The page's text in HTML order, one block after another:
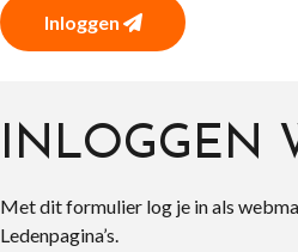
Inloggen
INLOGGEN
Met dit formulier log je in als
Ledenpagina’s.